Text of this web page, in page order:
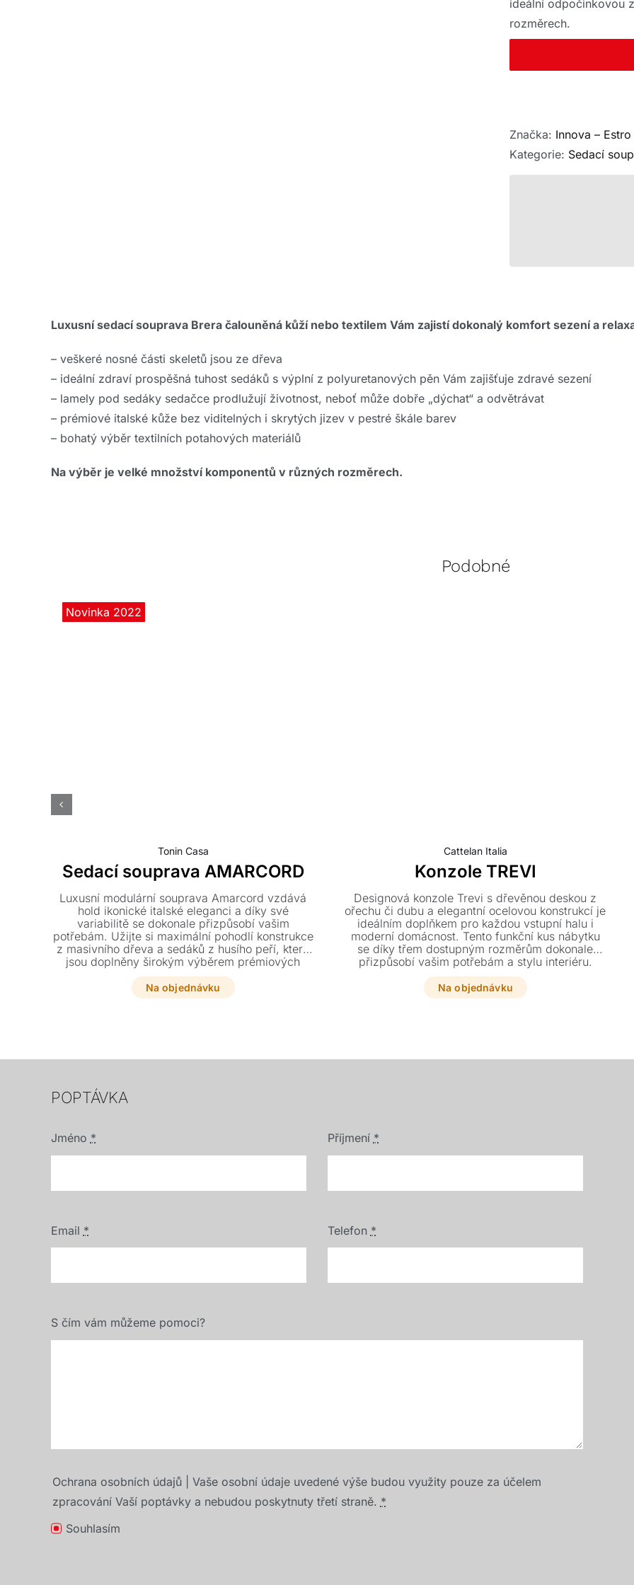
ideální odpočinkovou
rozměrech.
Značka: Innova –
Kategorie: Sedací
Luxusní sedací souprava Brera čalouněná kůží nebo textilem Vám zajistí dokonalý komfort sezení a
– veškeré nosné části skeletů jsou ze dřeva
– ideální zdraví prospěšná tuhost sedáků s výplní z polyuretanových pěn Vám zajišťuje zdravé sezení
– lamely pod sedáky sedačce prodlužují životnost, neboť může dobře „dýchat“ a odvětrávat
– prémiové italské kůže bez viditelných i skrytých jizev v pestré škále barev
– bohatý výběr textilních potahových materiálů
Na výběr je velké množství komponentů v různých rozměrech.
Podobné
Novinka 2022
Tonin Casa
Sedací souprava AMARCORD
Luxusní modulární souprava Amarcord vzdává
hold ikonické italské eleganci a díky své
variabilitě se dokonale přizpůsobí vašim
potřebám. Užijte si maximální pohodlí konstrukce
z masivního dřeva a sedáků z husího peří, které
jsou doplněny širokým výběrem prémiových
potahů od sametu až po kůži nubuk. Tento
designový skvost se stane neuvěřitelně
pohodlnou ozdobou každého moderního
Na objednávku
Cattelan Italia
Konzole TREVI
Designová konzole Trevi s dřevěnou deskou z
ořechu či dubu a elegantní ocelovou konstrukcí je
ideálním doplňkem pro každou vstupní halu i
moderní domácnost. Tento funkční kus nábytku
se díky třem dostupným rozměrům dokonale
přizpůsobí vašim potřebám a stylu interiéru.
Na objednávku
POPTÁVKA
Jméno * Příjmení *
Email * Telefon *
S čím vám můžeme pomoci?
Ochrana osobních údajů | Vaše osobní údaje uvedené výše budou využity pouze za účelem
zpracování Vaší poptávky a nebudou poskytnuty třetí straně. *
Souhlasím